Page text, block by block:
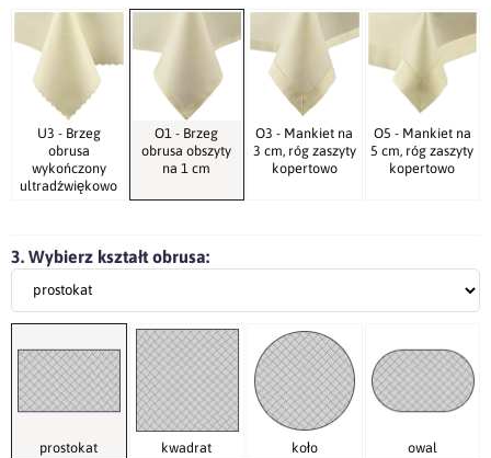
U3 - Brzeg
obrusa
wykończony
ultradźwiękowo
O1 - Brzeg
obrusa obszyty
na 1 cm
O3 - Mankiet na
3 cm, róg zaszyty
kopertowo
O5 - Mankiet na
5 cm, róg zaszyty
kopertowo
3. Wybierz kształt obrusa:
prostokat kwadrat koło owal